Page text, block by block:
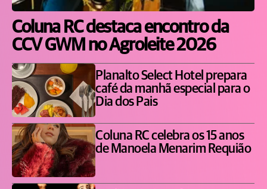
Coluna RC destaca encontro da
CCV GWM no Agroleite 2026
Planalto Select Hotel prepara
café da manhã especial para o
Dia dos Pais
Coluna RC celebra os 15 anos
de Manoela Menarim Requião